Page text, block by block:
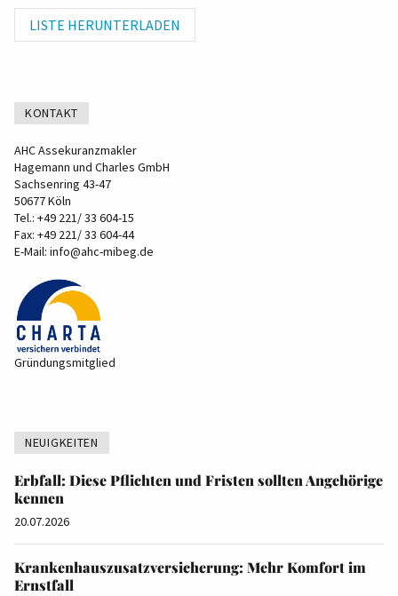
LISTE HERUNTERLADEN
KONTAKT
AHC Assekuranzmakler
Hagemann und Charles GmbH
Sachsenring 43-47
50677 Köln
Tel.: +49 221/ 33 604-15
Fax: +49 221/ 33 604-44
E-Mail: info@ahc-mibeg.de
Gründungsmitglied
NEUIGKEITEN
Erbfall: Diese Pflichten und Fristen sollten Angehörige
kennen
20.07.2026
Krankenhauszusatzversicherung: Mehr Komfort im
Ernstfall